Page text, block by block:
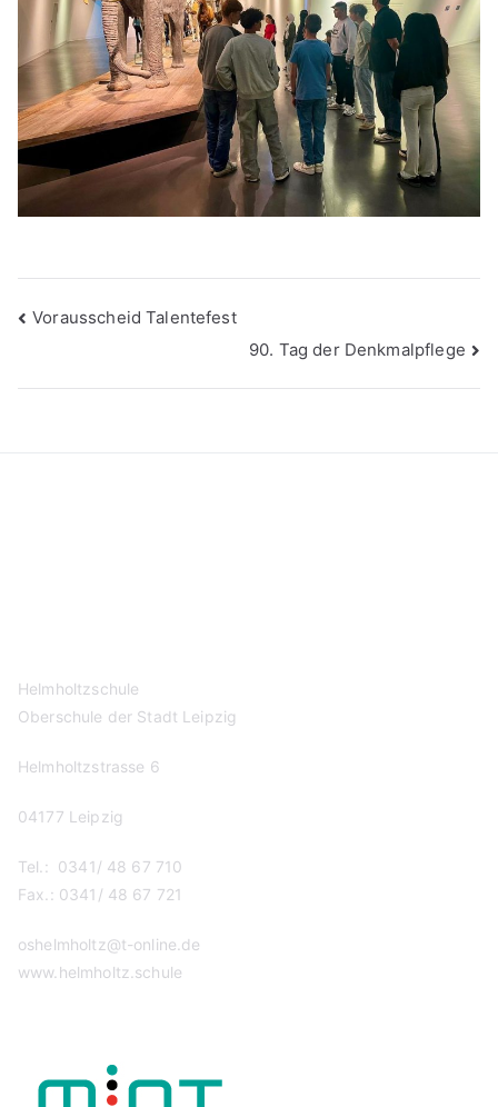
Beitragsnavigation
Vorausscheid Talentefest
90. Tag der Denkmalpflege
Helmholtzschule
Oberschule der Stadt Leipzig
Helmholtzstrasse 6
04177 Leipzig
Tel.: 0341/ 48 67 710
Fax.: 0341/ 48 67 721
oshelmholtz@t-online.de
www.helmholtz.schule